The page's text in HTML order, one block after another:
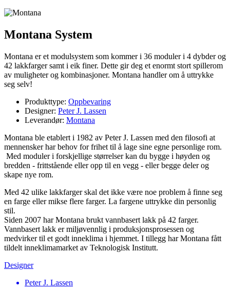
Montana System
Montana er et modulsystem som kommer i 36 moduler i 4 dybder og
42 lakkfarger samt i eik finer. Dette gir deg et enormt stort spillerom
av muligheter og kombinasjoner. Montana handler om å uttrykke
seg selv!
Produkttype: Oppbevaring
Designer: Peter J. Lassen
Leverandør: Montana
Montana ble etablert i 1982 av Peter J. Lassen med den filosofi at
mennensker har behov for frihet til å lage sine egne personlige rom.
Med moduler i forskjellige størrelser kan du bygge i høyden og
bredden - frittstående eller opp til en vegg - eller begge deler og
skape nye rom.
Med 42 ulike lakkfarger skal det ikke være noe problem å finne seg
en farge eller mikse flere farger. La fargene uttrykke din personlig
stil.
Siden 2007 har Montana brukt vannbasert lakk på 42 farger.
Vannbasert lakk er miljøvennlig i produksjonsprosessen og
medvirker til et godt inneklima i hjemmet. I tillegg har Montana fått
tildelt inneklimamarket av Teknologisk Institutt.
Designer
Peter J. Lassen